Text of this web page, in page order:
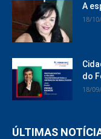
A
18/
do
18/
ÚLTIMAS